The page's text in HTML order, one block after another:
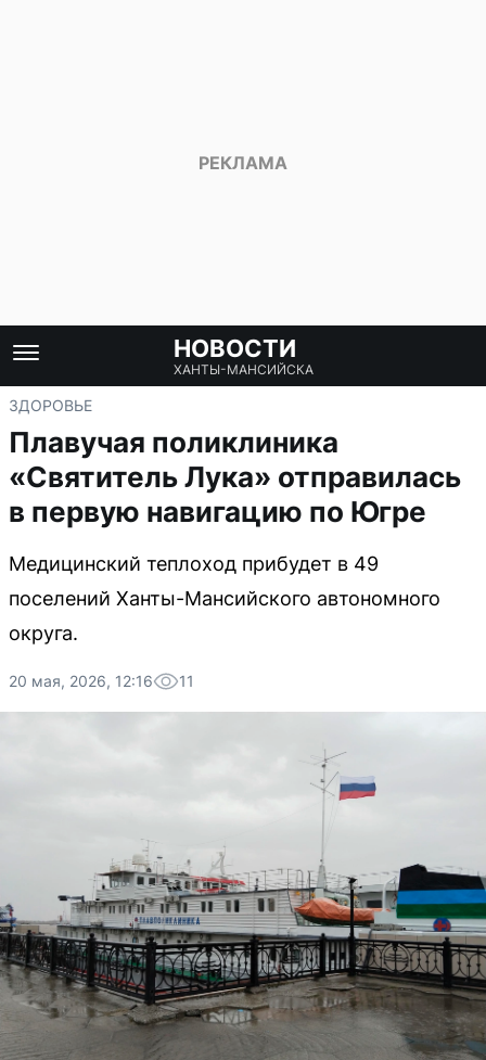
НОВОСТИ
ХАНТЫ-МАНСИЙСКА
ЗДОРОВЬЕ
Плавучая поликлиника
«Святитель Лука» отправилась
в первую навигацию по Югре
Медицинский теплоход прибудет в 49
поселений Ханты-Мансийского автономного
округа.
20 мая, 2026, 12:16 11